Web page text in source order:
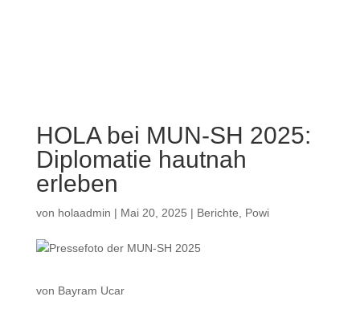
HOLA bei MUN-SH 2025:
Diplomatie hautnah
erleben
von holaadmin | Mai 20, 2025 | Berichte Powi
von Bayram Ucar